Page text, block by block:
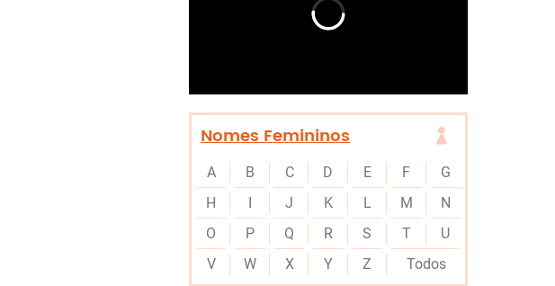
Nomes Femininos
A B C D E F
G
H
I J K L M
N
O
P Q R S T
U
V
W X Y Z Todos